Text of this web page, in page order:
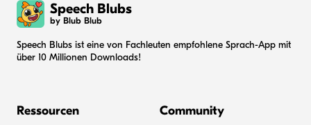
Speech Blubs
by Blub Blub
Speech Blubs ist eine von Fachleuten empfohlene Sprach-App mit
über 10 Millionen Downloads!
Ressourcen Community